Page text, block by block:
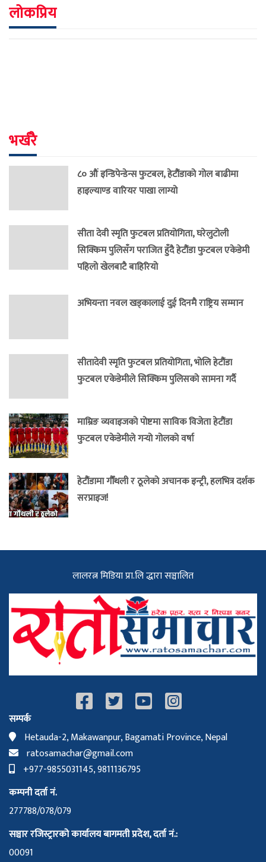
लोकप्रिय
भर्खरै
८० औं इन्डिपेन्डेन्स फुटबल, हेटौंडाको गोल बाढीमा
हाइल्याण्ड वारियर पाखा लाग्यो
सीता देवी स्मृति फुटबल प्रतियोगिता, घरेलुटोली
सिक्किम पुलिसँग पराजित हुँदै हेटौंडा फुटबल एकेडेमी
पहिलो खेलबाटै बाहिरियो
अभियन्ता नवल खड्कालाई दुई दिनमै राष्ट्रिय सम्मान
सीतादेवी स्मृति फुटबल प्रतियोगिता, भोलि हेटौंडा
फुटबल एकेडेमीले सिक्किम पुलिसको सामना गर्दै
माम्रिङ व्यवाइजको पोष्टमा साविक विजेता हेटौंडा
फुटबल एकेडेमीले गर्‍यो गोलको वर्षा
हेटौंडामा गौँथली र ठूलेको अचानक इन्ट्री, हलभित्र दर्शक
सरप्राइज!
लालरत्न मिडिया प्रा.लि द्धारा सञ्चालित
सम्पर्क
Hetauda-2, Makawanpur, Bagamati Province, Nepal
ratosamachar@gmail.com
+977-9855031145, 9811136795
कम्पनी दर्ता नं.
277788/078/079
सञ्चार रजिस्ट्रारको कार्यालय बागमती प्रदेश, दर्ता नं.:
00091